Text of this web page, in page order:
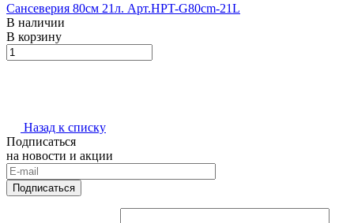
Сансеверия 80см 21л. Арт.HPT-G80cm-21L
В наличии
В корзину
Назад к списку
Подписаться
на новости и акции
Подписаться